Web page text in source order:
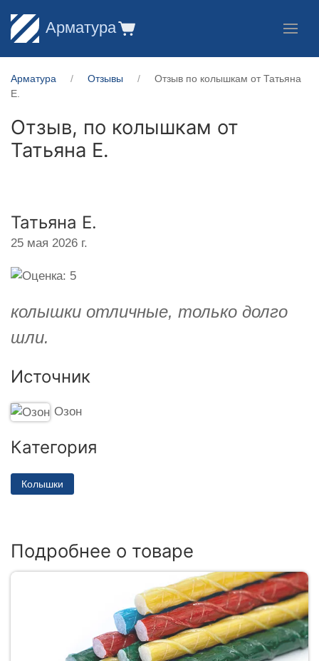
Арматура
Арматура Отзывы
Отзыв по колышкам от Татьяна
Е.
Отзыв, по колышкам от
Татьяна Е.
Татьяна Е.
25 мая 2026 г.
колышки отличные, только долго
шли.
Источник
Озон
Категория
Колышки
Подробнее о товаре